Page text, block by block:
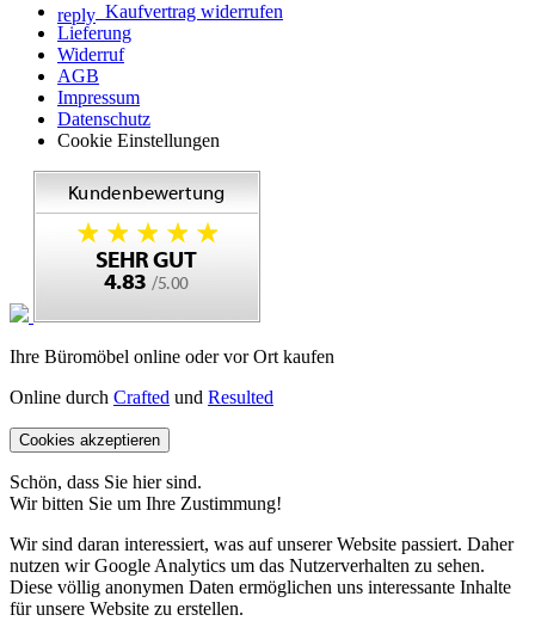
reply Kaufvertrag widerrufen
Lieferung
Widerruf
AGB
Impressum
Datenschutz
Cookie Einstellungen
Ihre Büromöbel online oder vor Ort kaufen
Online durch Crafted und Resulted
Cookies akzeptieren
Schön, dass Sie hier sind.
Wir bitten Sie um Ihre Zustimmung!
Wir sind daran interessiert, was auf unserer Website passiert. Daher
nutzen wir Google Analytics um das Nutzerverhalten zu sehen.
Diese völlig anonymen Daten ermöglichen uns interessante Inhalte
für unsere Website zu erstellen.